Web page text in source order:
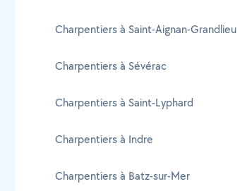
Charpentiers à Saint-Aignan-Grandlieu
Charpentiers à Sévérac
Charpentiers à Saint-Lyphard
Charpentiers à Indre
Charpentiers à Batz-sur-Mer